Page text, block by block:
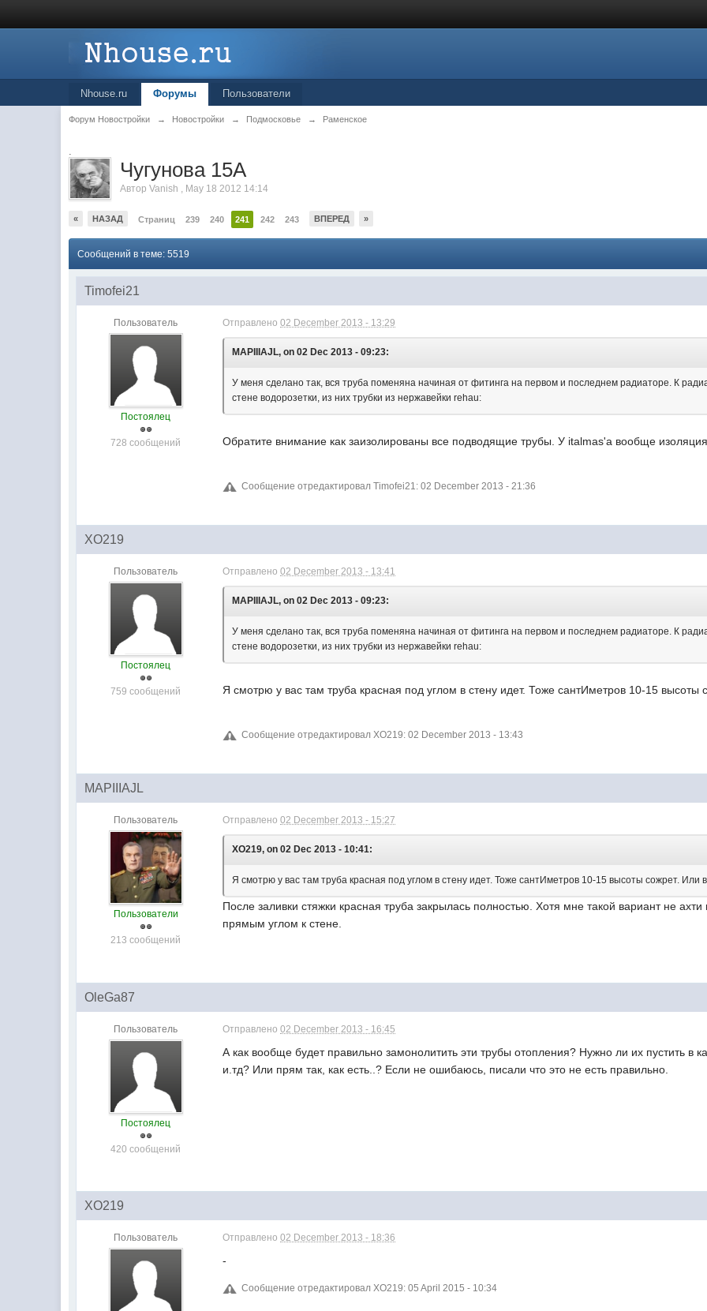
Nhouse.ru Форумы Пользователи
Форум Новостройки → Новостройки → Подмосковье → Раменское
.
Чугунова 15А
АвторVanish , May 18 2012 14:14
« НАЗАД Страниц 239 240 241 242 243 ВПЕРЕД »
Сообщений в теме: 5519
Timofei21
Пользователь
Постоялец
728 сообщений
Отправлено02 December 2013 - 13:29
MAPIIIAJL, on 02 Dec 2013 - 09:23:
У меня сделано так, вся труба поменяна начиная от фитинга на первом и последнем радиаторе. К
стене водорозетки, из них трубки из нержавейки rehau:
Обратите внимание как заизолированы все подводящие трубы. У italmas'a вообще изоляция
Сообщение отредактировал Timofei21: 02 December 2013 - 21:36
XO219
Пользователь
Постоялец
759 сообщений
Отправлено02 December 2013 - 13:41
MAPIIIAJL, on 02 Dec 2013 - 09:23:
У меня сделано так, вся труба поменяна начиная от фитинга на первом и последнем радиаторе. К
стене водорозетки, из них трубки из нержавейки rehau:
Я смотрю у вас там труба красная под углом в стену идет. Тоже сантИметров 10-15
Сообщение отредактировал XO219: 02 December 2013 - 13:43
MAPIIIAJL
Пользователь
Пользователи
213 сообщений
Отправлено02 December 2013 - 15:27
XO219, on 02 Dec 2013 - 10:41:
Я смотрю у вас там труба красная под углом в стену идет. Тоже сантИметров 10-15 высоты сожрет.
После заливки стяжки красная труба закрылась полностью. Хотя мне такой вариант не
прямым углом к стене.
OleGa87
Пользователь
Постоялец
420 сообщений
Отправлено02 December 2013 - 16:45
А как вообще будет правильно замонолитить эти трубы отопления? Нужно ли их пустить в
и.тд? Или прям так, как есть..? Если не ошибаюсь, писали что это не есть правильно.
XO219
Пользователь Отправлено02 December 2013 - 18:36
-
Сообщение отредактировал XO219: 05 April 2015 - 10:34